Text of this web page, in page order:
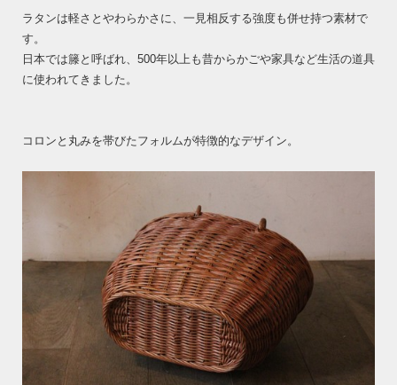
ラタンは軽さとやわらかさに、一見相反する強度も併せ持つ素材で
す。
日本では籐と呼ばれ、500年以上も昔からかごや家具など生活の道具
に使われてきました。
コロンと丸みを帯びたフォルムが特徴的なデザイン。